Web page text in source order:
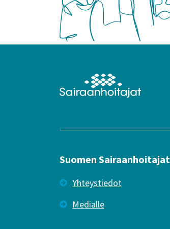
Suomen Sairaanhoitajat
Yhteystiedot
Medialle